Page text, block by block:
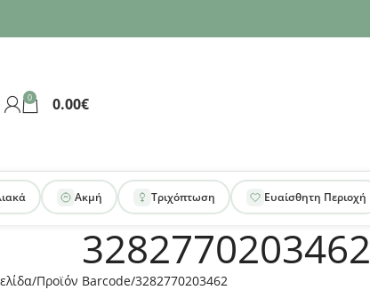
0 0.00€
Ακμή Τριχόπτωση Ευαίσθητη Περιοχή
3282770203462
Προϊόν Barcode 3282770203462